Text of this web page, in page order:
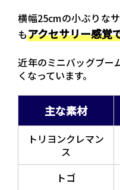
横幅25cmの小ぶりな
もアクセサリー感覚
近年のミニバッグブー
くなっています。
主な素材
トリヨンクレマン
ス
トゴ